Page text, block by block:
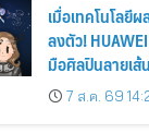
เมื่อเทคโนโลยี
ลงตัว!
มือศิลปินลายเส้
Ulit” ถ่ายทอดค
“Space
7 ส.ค. 69